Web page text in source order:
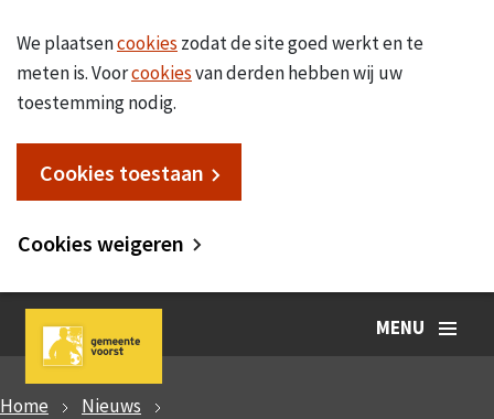
We plaatsencookies zodat de site goed werkt en te
meten is. Voorcookiesvan derden hebben wij uw
toestemming nodig.
Cookies toestaan
Cookies weigeren
MENU
Home
Nieuws